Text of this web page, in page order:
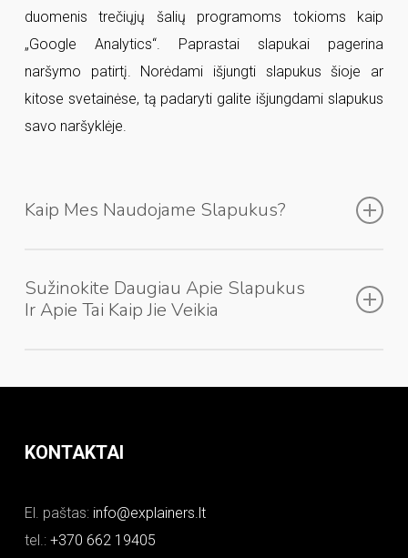
duomenis trečiųjų šalių programoms tokioms kaip
„Google Analytics“. Paprastai slapukai pagerina
naršymo patirtį. Norėdami išjungti slapukus šioje ar
kitose svetainėse, tą padaryti galite išjungdami slapukus
savo naršyklėje.
Kaip Mes Naudojame Slapukus?
kuriuos puslapius Jūs peržiūrite daugiausiai. Mes
naudojame slapukus, kad būtų užtikrinta, jog suteikiame
Sužinokite Daugiau Apie Slapukus
Ir Apie Tai Kaip Jie Veikia
https://www.aboutcookies.org/how-to-control-cookies/
KONTAKTAI
El. paštas: info@explainers.lt
tel.: +370 662 19405